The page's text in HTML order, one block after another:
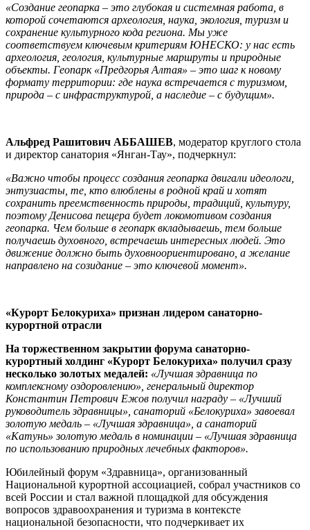
«Создание геопарка – это глубокая и системная работа, в
которой сочетаются археология, наука, экология, туризм и
сохранение культурного кода региона. Мы уже
соответствуем ключевым критериям ЮНЕСКО: у нас есть
археология, геология, культурные маршруты и природные
объекты. Геопарк «Предгорья Алтая» – это шаг к новому
формату территории: где наука встречается с туризмом,
природа – с инфраструктурой, а наследие – с будущим».
Альфред Рашитович АББАШЕВ, модератор круглого стола
и директор санатория «Янган-Тау», подчеркнул:
«Важно чтобы процесс создания геопарка двигали идеологи,
энтузиасты, те, кто влюблены в родной край и хотят
сохранить преемственность природы, традиций, культуру,
поэтому Денисова пещера будет локомотивом создания
геопарка. Чем больше в геопарк вкладываешь, тем больше
получаешь духовного, встречаешь интересных людей. Это
движение должно быть духовноориентировано, а желание
направлено на созидание – это ключевой момент».
«Курорт Белокуриха» признан лидером санаторно-
курортной отрасли
На торжественном закрытии форума санаторно-
курортный холдинг «Курорт Белокуриха» получил сразу
несколько золотых медалей: «Лучшая здравница по
комплексному оздоровлению», генеральный директор
Константин Петрович Ежов получил награду – «Лучший
руководитель здравницы», санаторий «Белокуриха» завоевал
золотую медаль – «Лучшая здравница», а санаторий
«Катунь» золотую медаль в номинации – «Лучшая здравница
по использованию природных лечебных факторов».
Юбилейный форум «Здравница», организованный
Национальной курортной ассоциацией, собрал участников со
всей России и стал важной площадкой для обсуждения
вопросов здравоохранения и туризма в контексте
национальной безопасности, что подчеркивает их